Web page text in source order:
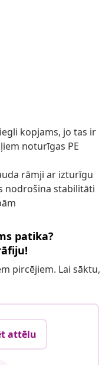
kopjams, jo tas ir
noturīgas PE
rāmji ar izturīgu
nodrošina stabilitāti
patika?
pircējiem. Lai sāktu,
attēlu